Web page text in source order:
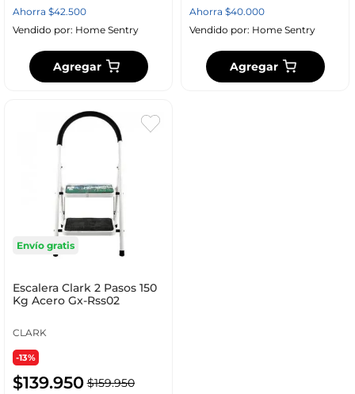
Ahorra $42.500
Vendido por: Home Sentry
Agregar
Ahorra $40.000
Vendido por: Home Sentry
Agregar
Envío gratis
Escalera Clark 2 Pasos 150
Kg Acero Gx-Rss02
CLARK
-13%
$139.950 $159.950